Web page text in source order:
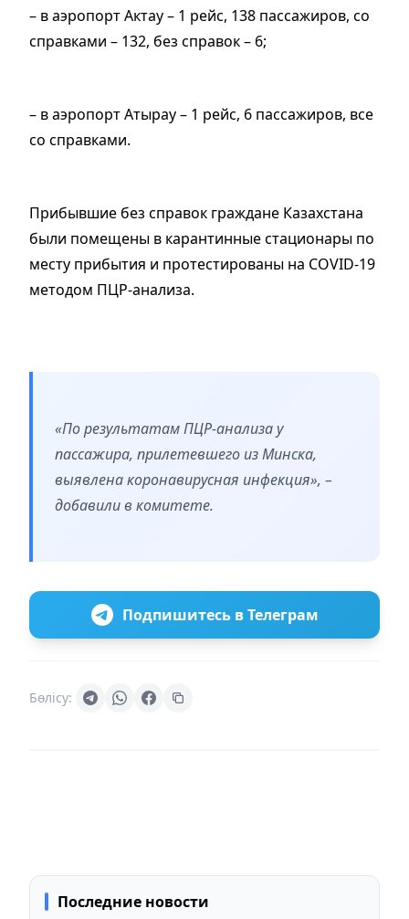
– в аэропорт Актау – 1 рейс, 138 пассажиров, со
справками – 132, без справок – 6;
– в аэропорт Атырау – 1 рейс, 6 пассажиров, все
со справками.
Прибывшие без справок граждане Казахстана
были помещены в карантинные стационары по
месту прибытия и протестированы на COVID-19
методом ПЦР-анализа.
«По результатам ПЦР-анализа у
пассажира, прилетевшего из Минска,
выявлена коронавирусная инфекция», –
добавили в комитете.
Подпишитесь в Телеграм
Бөлісу:
Последние новости